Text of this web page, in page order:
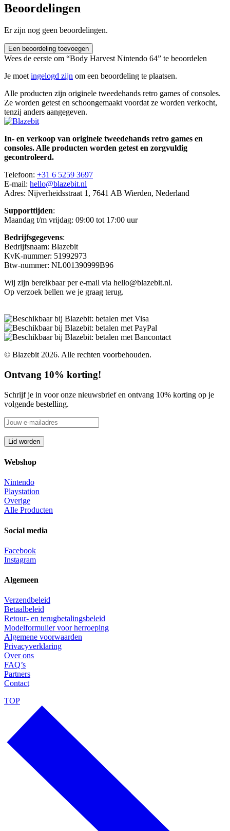
Beoordelingen
Er zijn nog geen beoordelingen.
Een beoordeling toevoegen
Wees de eerste om “Body Harvest Nintendo 64” te beoordelen
Je moet ingelogd zijn om een beoordeling te plaatsen.
Alle producten zijn originele tweedehands retro games of consoles.
Ze worden getest en schoongemaakt voordat ze worden verkocht,
tenzij anders aangegeven.
In- en verkoop van originele tweedehands retro games en
consoles. Alle producten worden getest en zorgvuldig
gecontroleerd.
Telefoon: +31 6 5259 3697
E-mail: hello@blazebit.nl
Adres: Nijverheidsstraat 1, 7641 AB Wierden, Nederland
Supporttijden:
Maandag t/m vrijdag: 09:00 tot 17:00 uur
Bedrijfsgegevens:
Bedrijfsnaam: Blazebit
KvK-nummer: 51992973
Btw-nummer: NL001390999B96
Wij zijn bereikbaar per e-mail via hello@blazebit.nl.
Op verzoek bellen we je graag terug.
© Blazebit 2026. Alle rechten voorbehouden.
Ontvang 10% korting!
Schrijf je in voor onze nieuwsbrief en ontvang 10% korting op je
volgende bestelling.
Webshop
Nintendo
Playstation
Overige
Alle Producten
Social media
Facebook
Instagram
Algemeen
Verzendbeleid
Betaalbeleid
Retour- en terugbetalingsbeleid
Modelformulier voor herroeping
Algemene voorwaarden
Privacyverklaring
Over ons
FAQ’s
Partners
Contact
TOP